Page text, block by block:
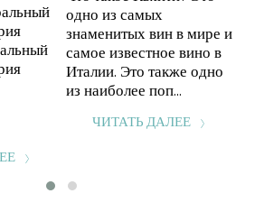
одно из самых
знаменитых вин в мире и
самое известное вино в
Италии. Это также одно
из наиболее поп...
ЧИТАТЬ ДАЛЕЕ